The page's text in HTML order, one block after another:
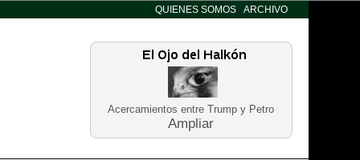
QUIENES SOMOS ARCHIVO
Acercamientos entre Trump y Petro
Ampliar